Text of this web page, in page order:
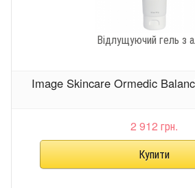
Відлущуючий гель з
Image Skincare Ormedic
2 912 грн.